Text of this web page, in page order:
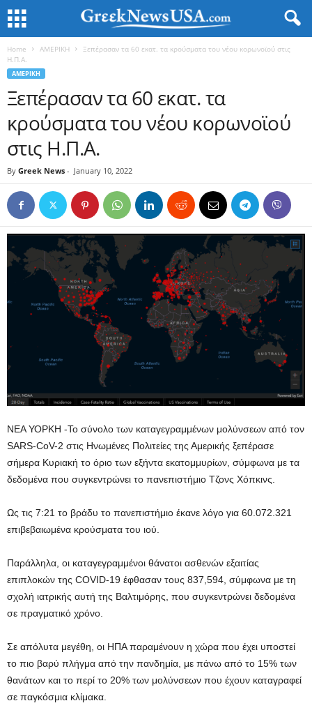
Home ΑΜΕΡΙΚΗ
Ξεπέρασαν τα 60 εκατ. τα κρούσματα του νέου κορωνοϊού στις
Η.Π.Α.
ΑΜΕΡΙΚΗ
Ξεπέρασαν τα 60 εκατ. τα
κρούσματα του νέου κορωνοϊού
στις Η.Π.Α.
By Greek News - January 10, 2022
ΝΕΑ ΥΟΡΚΗ -Το σύνολο των καταγεγραμμένων μολύνσεων από τον
SARS-CoV-2 στις Ηνωμένες Πολιτείες της Αμερικής ξεπέρασε
σήμερα Κυριακή το όριο των εξήντα εκατομμυρίων, σύμφωνα με τα
δεδομένα που συγκεντρώνει το πανεπιστήμιο Τζονς Χόπκινς.
Ως τις 7:21 το βράδυ το πανεπιστήμιο έκανε λόγο για 60.072.321
επιβεβαιωμένα κρούσματα του ιού.
Παράλληλα, οι καταγεγραμμένοι θάνατοι ασθενών εξαιτίας
επιπλοκών της COVID-19 έφθασαν τους 837,594, σύμφωνα με τη
σχολή ιατρικής αυτή της Βαλτιμόρης, που συγκεντρώνει δεδομένα
σε πραγματικό χρόνο.
Σε απόλυτα μεγέθη, οι ΗΠΑ παραμένουν η χώρα που έχει υποστεί
το πιο βαρύ πλήγμα από την πανδημία, με πάνω από το 15% των
θανάτων και το περί το 20% των μολύνσεων που έχουν καταγραφεί
σε παγκόσμια κλίμακα.